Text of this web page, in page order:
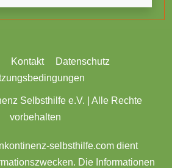
Kontakt
Datenschutz
Selbsthilfe e.V. | Alle Rechte
vorbehalten
selbsthilfe.com dient
Die Informationen